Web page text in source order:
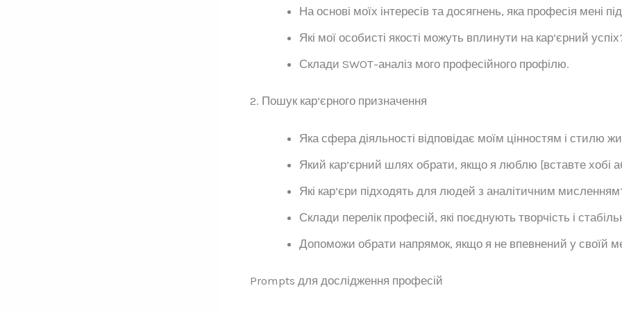
На основі моїх інтересів та досягнень, яка професія мені
Які мої особисті якості можуть вплинути на кар’єрний
Склади SWOT-аналіз мого професійного профілю.
2. Пошук кар’єрного призначення
Яка сфера діяльності відповідає моїм цінностям і стилю
Який кар’єрний шлях обрати, якщо я люблю [вставте хобі
Які кар’єри підходять для людей з аналітичним
Склади перелік професій, які поєднують творчість і
Допоможи обрати напрямок, якщо я не впевнений у своїй
Prompts для дослідження професій